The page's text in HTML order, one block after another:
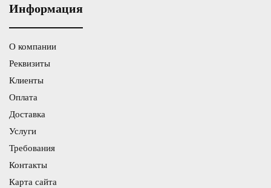
Информация
О компании
Реквизиты
Клиенты
Оплата
Доставка
Услуги
Требования
Контакты
Карта сайта